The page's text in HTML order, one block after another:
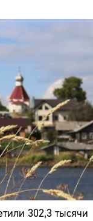
302,3 тысячи